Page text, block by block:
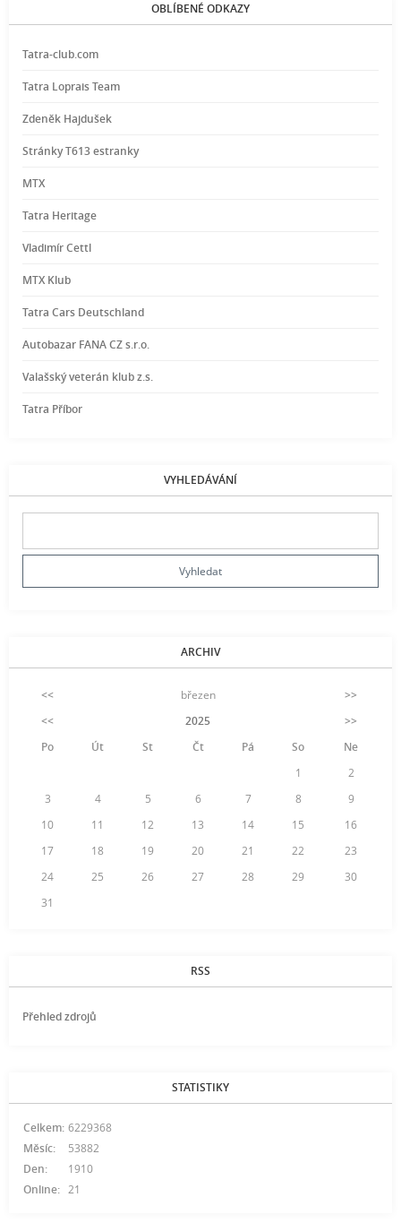
OBLÍBENÉ ODKAZY
Tatra-club.com
Tatra Loprais Team
Zdeněk Hajdušek
Stránky T613 estranky
MTX
Tatra Heritage
Vladimír Cettl
MTX Klub
Tatra Cars Deutschland
Autobazar FANA CZ s.r.o.
Valašský veterán klub z.s.
Tatra Příbor
VYHLEDÁVÁNÍ
ARCHIV
<< březen
>>
<<
2025
>>
Po
Út St Čt Pá So
Ne
1
2
3
4 5 6 7 8
9
10
11 12 13 14 15
16
17
18 19 20 21 22
23
24
25 26 27 28 29
30
31
RSS
Přehled zdrojů
STATISTIKY
Online: 21
Celkem: 6229368
Měsíc:
53882
Den:
1910